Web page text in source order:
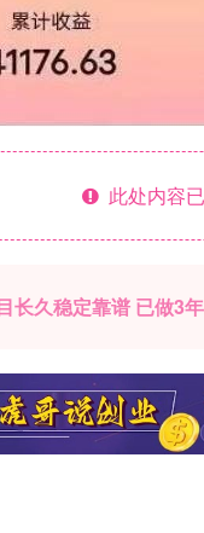
此处内容
长久稳定靠谱 已做3